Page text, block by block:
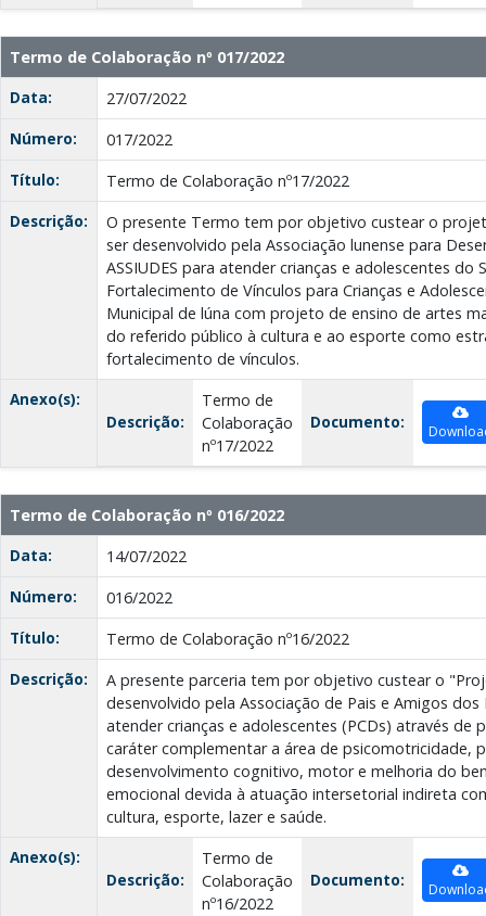
Termo de Colaboração nº 017/2022
Data:
27/07/2022
Número:
017/2022
Título:
Termo de Colaboração nº17/2022
Descrição:
O presente Termo tem por objetivo custear o
ser desenvolvido pela Associação lunense para
ASSIUDES para atender crianças e adolescentes do
Fortalecimento de Vínculos para Crianças e
Municipal de lúna com projeto de ensino de artes
do referido público à cultura e ao esporte como
fortalecimento de vínculos.
Anexo(s):
Descrição:
Termo de
Colaboração
nº17/2022
Documento:
Termo de Colaboração nº 016/2022
Data:
14/07/2022
Número:
016/2022
Título:
Termo de Colaboração nº16/2022
Descrição:
A presente parceria tem por objetivo custear o
desenvolvido pela Associação de Pais e Amigos dos
atender crianças e adolescentes (PCDs) através de
caráter complementar a área de psicomotricidade,
desenvolvimento cognitivo, motor e melhoria do
emocional devida à atuação intersetorial indireta
cultura, esporte, lazer e saúde.
Anexo(s):
Descrição:
Termo de
Colaboração
nº16/2022
Documento: